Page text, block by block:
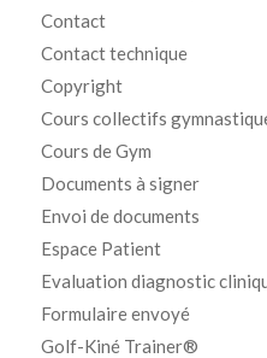
Contact
Contact technique
Copyright
Cours collectifs
Cours de Gym
Documents à signer
Envoi de documents
Espace Patient
Evaluation diagnostic
Formulaire envoyé
Golf-Kiné Trainer®